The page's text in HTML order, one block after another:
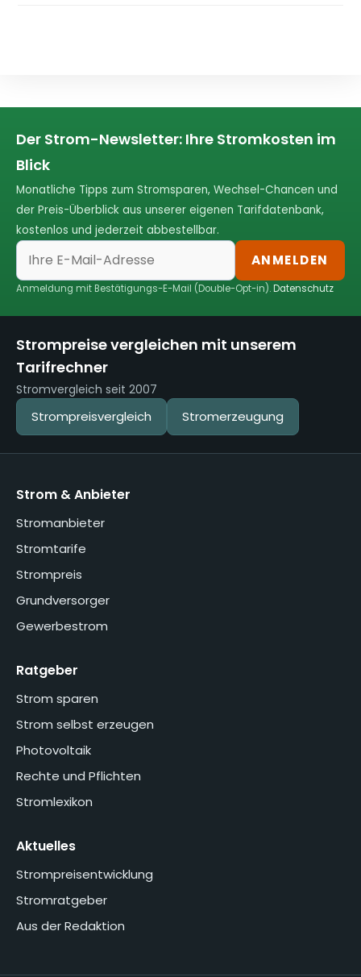
Der Strom-Newsletter: Ihre Stromkosten im
Blick
Monatliche Tipps zum Stromsparen, Wechsel-Chancen und
der Preis-Überblick aus unserer eigenen Tarifdatenbank,
kostenlos und jederzeit abbestellbar.
ANMELDEN
Anmeldung mit Bestätigungs-E-Mail (Double-Opt-in).Datenschutz
Strompreise vergleichen mit unserem
Tarifrechner
Stromvergleich seit 2007
Strompreisvergleich Stromerzeugung
Strom & Anbieter
Stromanbieter
Stromtarife
Strompreis
Grundversorger
Gewerbestrom
Ratgeber
Strom sparen
Strom selbst erzeugen
Photovoltaik
Rechte und Pflichten
Stromlexikon
Aktuelles
Strompreisentwicklung
Stromratgeber
Aus der Redaktion